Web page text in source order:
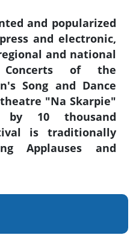
and popularized
and electronic,
and national
of the
Song and Dance
"Na Skarpie"
10 thousand
is traditionally
Applauses and